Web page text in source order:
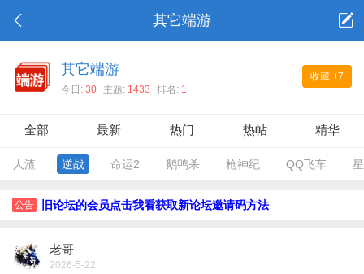
其它端游
收藏 +7
其它端游
今日: 30 主题: 1433 排名: 1
全部 最新 热门 热帖 精华
人渣 逆战 命运2 鹅鸭杀 枪神纪 QQ飞车
公告 旧论坛的会员点击我看获取新论坛邀请码方法
老哥
2026-5-22